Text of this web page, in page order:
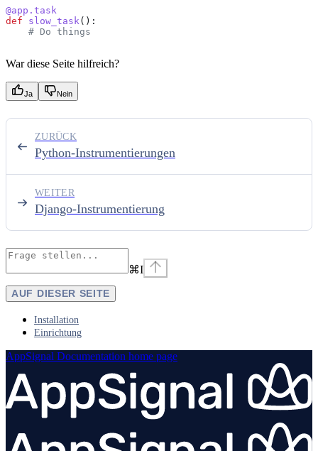
@app.task
def slow_task ():
    # Do things
War diese Seite hilfreich?
Ja Nein
Python-Instrumentierungen
ZURÜCK
Django-Instrumentierung
WEITER
⌘I
AUF DIESER SEITE
Installation
Einrichtung
AppSignal Documentation home page